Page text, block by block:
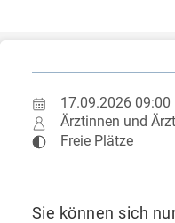
17.09.2026 09:00
Ärztinnen und
Freie Plätze
Sie können sich